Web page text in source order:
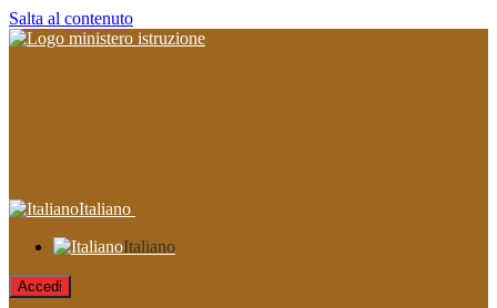
Salta al contenuto
Italiano
Italiano
Accedi